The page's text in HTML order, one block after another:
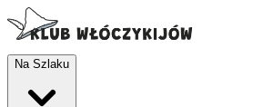
Na Szlaku